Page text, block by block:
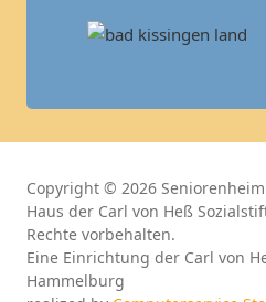
Copyright © 2026
Haus der Carl von Heß
Rechte vorbehalten.
Eine Einrichtung der Carl von
Hammelburg